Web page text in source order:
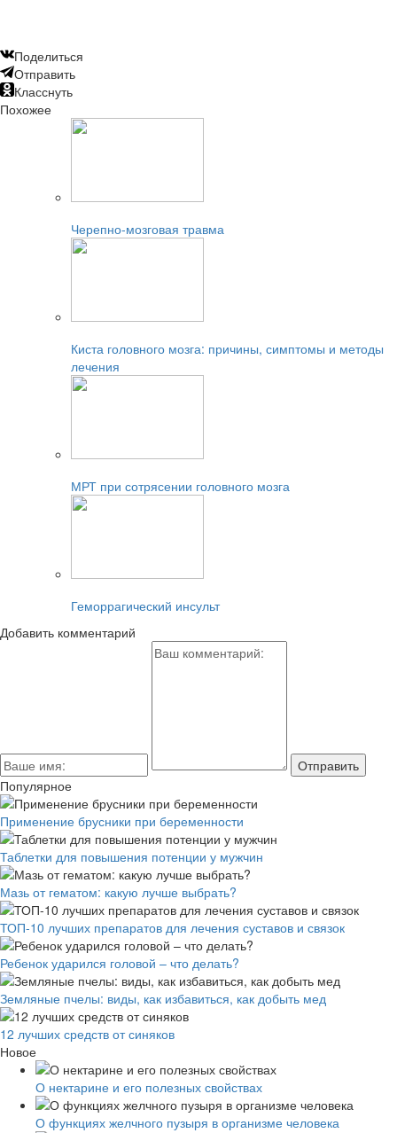
Поделиться
Отправить
Класснуть
Похожее
Черепно-мозговая травма
Киста головного мозга: причины, симптомы и методы
лечения
МРТ при сотрясении головного мозга
Геморрагический инсульт
Добавить комментарий
Популярное
Применение брусники при беременности
Таблетки для повышения потенции у мужчин
Мазь от гематом: какую лучше выбрать?
ТОП-10 лучших препаратов для лечения суставов и связок
Ребенок ударился головой – что делать?
Земляные пчелы: виды, как избавиться, как добыть мед
12 лучших средств от синяков
Новое
О нектарине и его полезных свойствах
О функциях желчного пузыря в организме человека